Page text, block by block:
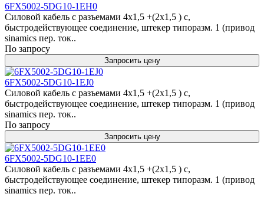
6FX5002-5DG10-1EH0
Силовой кабель с разъемами 4x1,5 +(2x1,5 ) c,
быстродействующее соединение, штекер типоразм. 1 (привод
sinamics пер. ток..
По запросу
Запросить цену
6FX5002-5DG10-1EJ0
Силовой кабель с разъемами 4x1,5 +(2x1,5 ) c,
быстродействующее соединение, штекер типоразм. 1 (привод
sinamics пер. ток..
По запросу
Запросить цену
6FX5002-5DG10-1EE0
Силовой кабель с разъемами 4x1,5 +(2x1,5 ) c,
быстродействующее соединение, штекер типоразм. 1 (привод
sinamics пер. ток..